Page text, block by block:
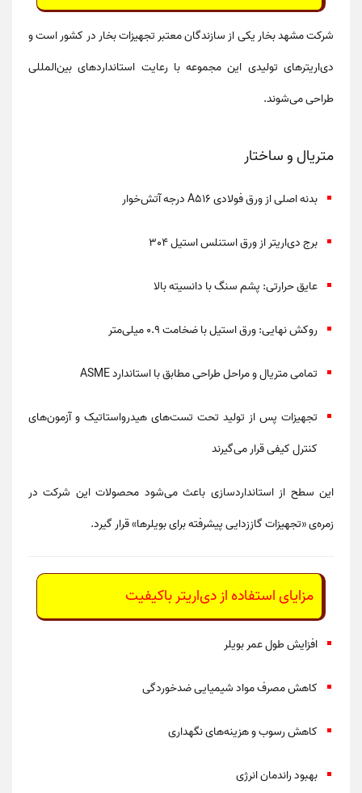
شرکتمشهد بخاریکی از سازندگان معتبر تجهیزات بخار در کشور است و
دی‌اریترهای تولیدی این مجموعه با رعایت استانداردهای بین‌المللی
طراحی می‌شوند.
متریال و ساختار
بدنه اصلیاز ورق فولادیA516درجه آتش‌خوار
برج دی‌اریتراز ورق استنلس استیل304
عایق حرارتی: پشم سنگ با دانسیته بالا
روکش نهایی:ورق استیل با ضخامت0.9 میلی‌متر
تمامی متریال و مراحل طراحی مطابق با استانداردASME
تجهیزات پس از تولید تحت تست‌های هیدرواستاتیک و آزمون‌های
کنترل کیفی قرار می‌گیرند
این سطح از استانداردسازی باعث می‌شود محصولات این شرکت در
زمره‌ی«تجهیزات گاززدایی پیشرفته برای بویلرها»قرار گیرد.
مزایای استفاده از دی‌اریتر باکیفیت
افزایشطول عمر بویلر
کاهش مصرفمواد شیمیایی ضدخوردگی
کاهش رسوب و هزینه‌های نگهداری
بهبود راندمان انرژی